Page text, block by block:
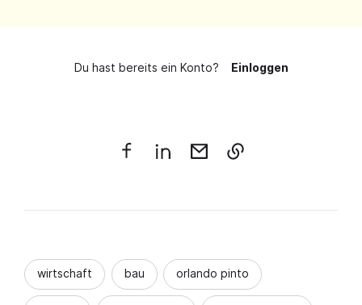
Du hast bereits ein Konto? Einloggen
wirtschaft bau orlando pinto